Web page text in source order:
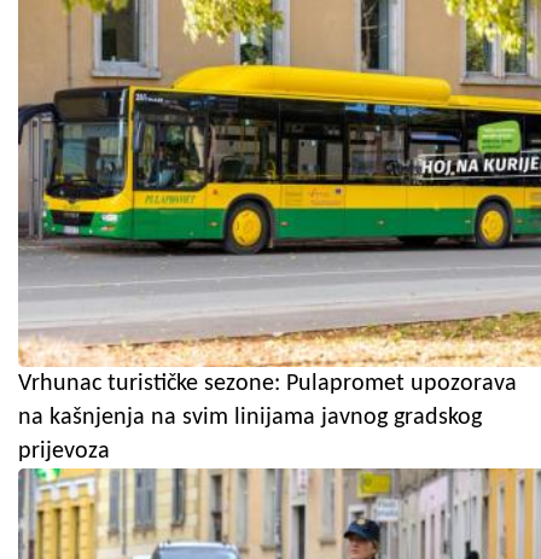
Vrhunac turističke sezone: Pulapromet upozorava
na kašnjenja na svim linijama javnog gradskog
prijevoza